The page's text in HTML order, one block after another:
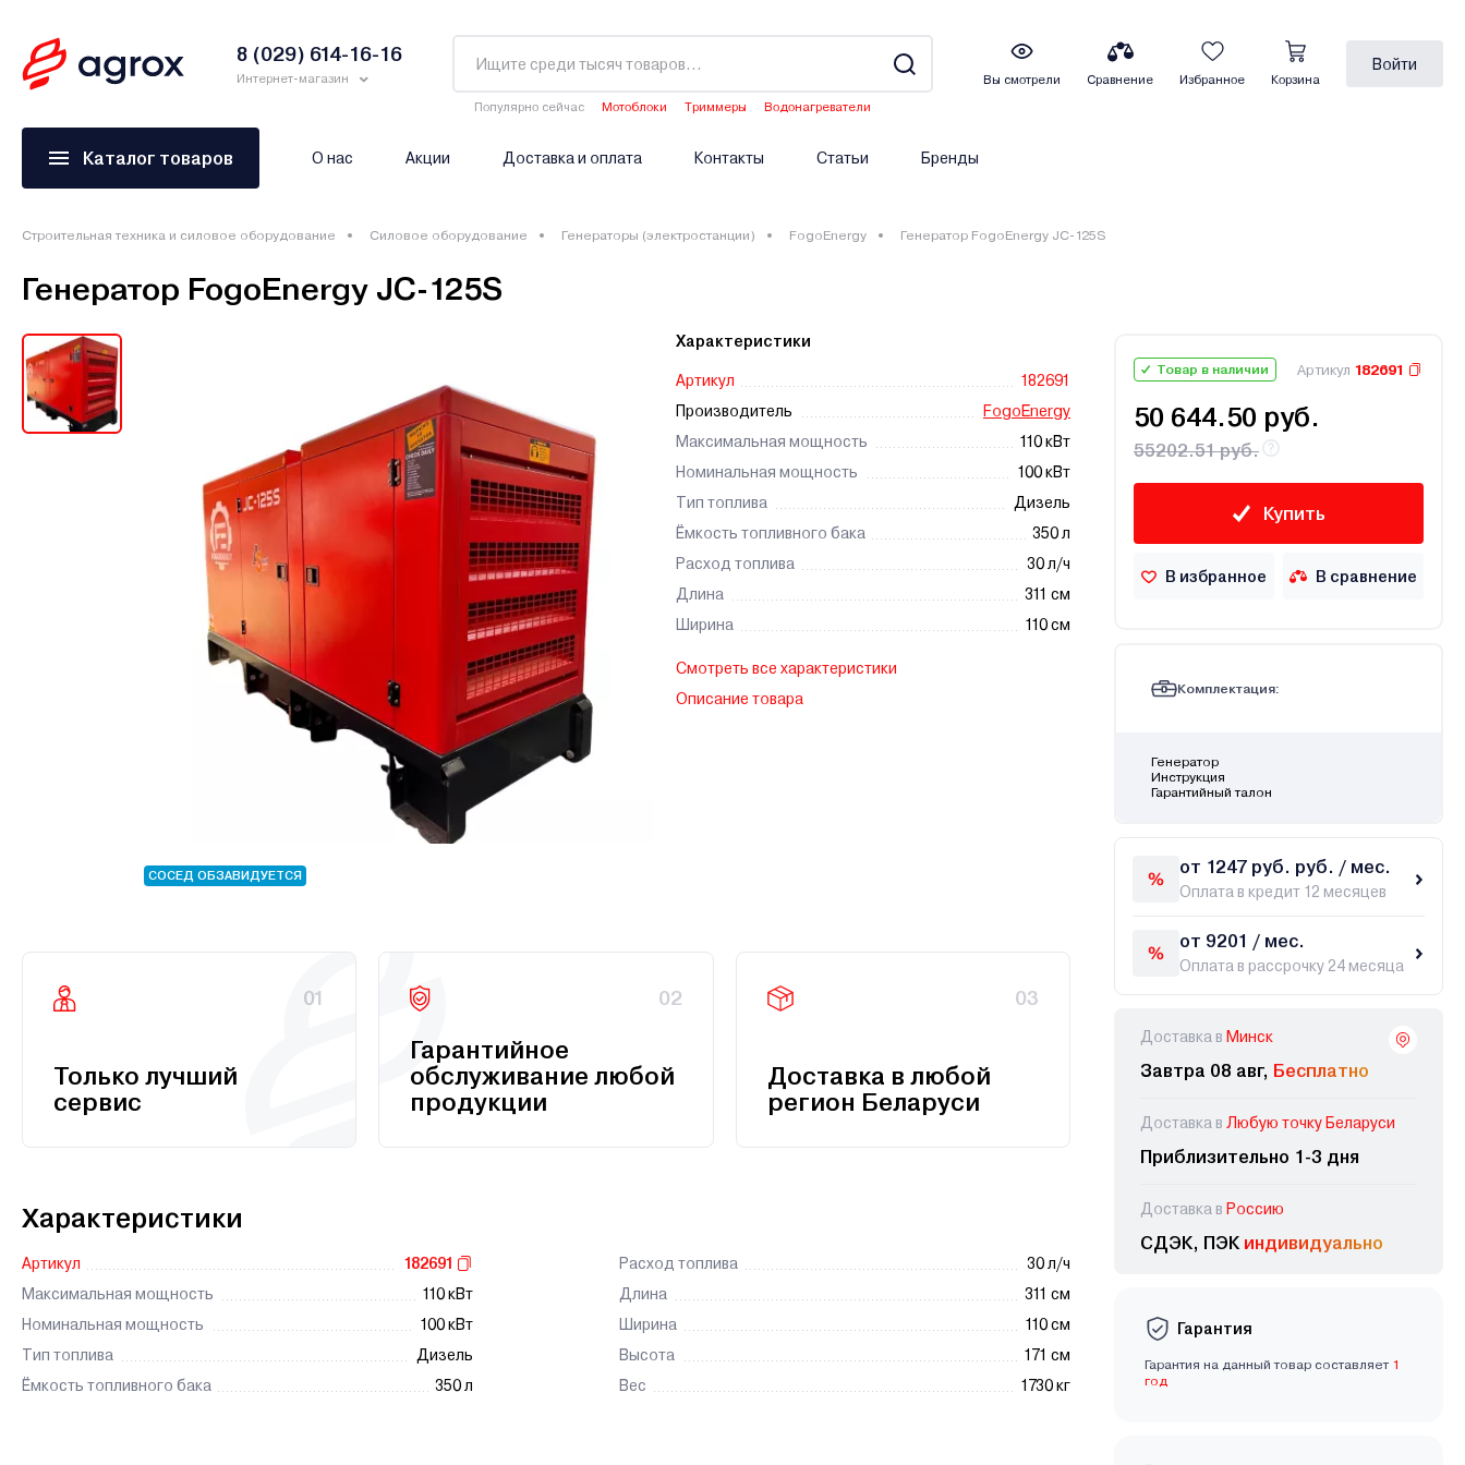
8 (029) 614-16-16
Интернет-магазин
Популярно сейчас Мотоблоки Триммеры
Водонагреватели
Вы смотрели Сравнение Избранное Корзина
Войти
Каталог товаров О нас Акции Доставка и оплата Контакты Статьи Бренды
Строительная техника и силовое оборудование Силовое оборудование Генераторы (электростанции) FogoEnergy Генератор FogoEnergy JC-125S
Генератор FogoEnergy JC-125S
СОСЕД ОБЗАВИДУЕТСЯ
Характеристики
Артикул
182691
Производитель
FogoEnergy
Максимальная мощность
110 кВт
Номинальная мощность
100 кВт
Тип топлива
Дизель
Ёмкость топливного бака
350 л
Расход топлива
30 л/ч
Длина
311 см
Ширина
110 см
Смотреть все характеристики
Описание товара
01
Только лучший
сервис
02
Гарантийное
обслуживание любой
продукции
03
Доставка в любой
регион Беларуси
Характеристики
Артикул
182691
Максимальная мощность
110 кВт
Номинальная мощность
100 кВт
Тип топлива
Дизель
Ёмкость топливного бака
350 л
Расход топлива
30 л/ч
Длина
311 см
Ширина
110 см
Высота
171 см
Вес
1730 кг
Товар в наличии Артикул 182691
50 644.50 руб.
55202.51 руб.
Купить
В избранное В сравнение
Комплектация:
Генератор
Инструкция
Гарантийный талон
от 1247 руб. руб. / мес.
Оплата в кредит 12 месяцев
от 9201 / мес.
Оплата в рассрочку 24 месяца
Доставка в Минск
Завтра 08 авг, Бесплатно
Доставка в Любую точку Беларуси
Приблизительно 1-3 дня
Доставка в Россию
СДЭК, ПЭК индивидуально
Гарантия
Гарантия на данный товар составляет 1
год